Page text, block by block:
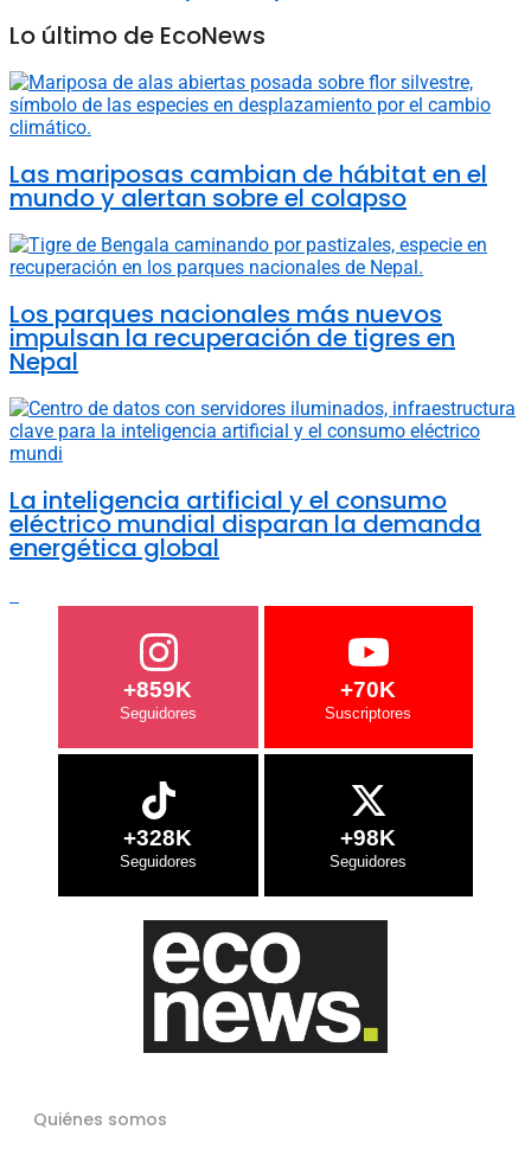
Lo último de EcoNews
Las mariposas cambian de hábitat en el
mundo y alertan sobre el colapso
Los parques nacionales más nuevos
impulsan la recuperación de tigres en
Nepal
La inteligencia artificial y el consumo
eléctrico mundial disparan la demanda
energética global
+859K +70K
+328K +98K
Quiénes somos